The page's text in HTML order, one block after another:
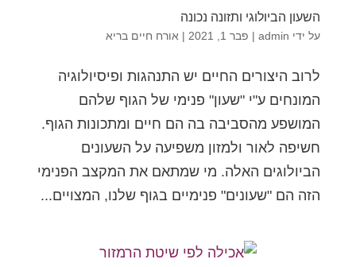
השעון הביולוגי ותזונה נכונה
על ידי admin
| פבר 1, 2021 | אורח חיים בריא
לרוב היצורים החיים יש התנהגות ופיסיולוגיה
המונחים ע"י "שעון" פנימי של הגוף שלהם
המושפע מהסביבה בה הם חיים ומתכונות הגוף.
חשיפה לאור ולמזון משפיעה על השעונים
הביולוגים האלה. מי שמתאם את המקצב הפנימי
הזה הם "שעונים" פנימיים בגוף שלנו, המצויים...